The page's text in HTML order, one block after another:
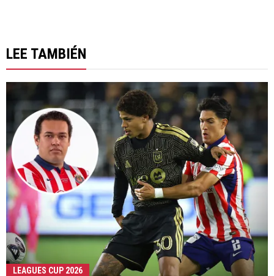
LEE TAMBIÉN
LEAGUES CUP 2026